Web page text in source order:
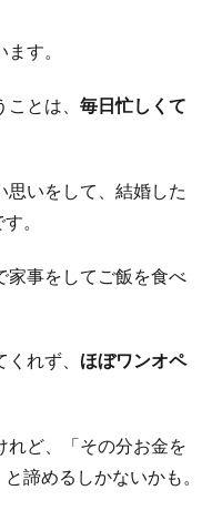
す。
とは、 毎日忙しくて
いをして、結婚した
。
家事をしてご飯を食べ
れず、 ほぼワンオペ
れど、「その分お金を
諦めるしかないかも。